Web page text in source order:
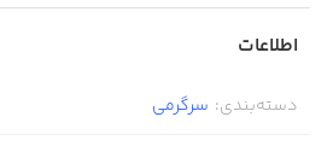
اطلاعات
دسته‌بندی: سرگرمی